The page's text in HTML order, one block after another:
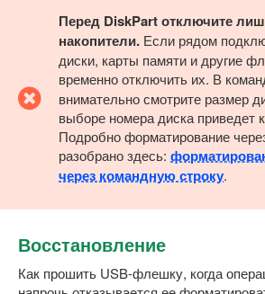
Перед DiskPart отключите
накопители. Если рядом
диски, карты памяти и другие
временно отключить их. В
внимательно смотрите размер
выборе номера диска приведет
Подробно форматирование
разобрано здесь:
через командную строку.
Восстановление
Как прошить USB-флешку, когда